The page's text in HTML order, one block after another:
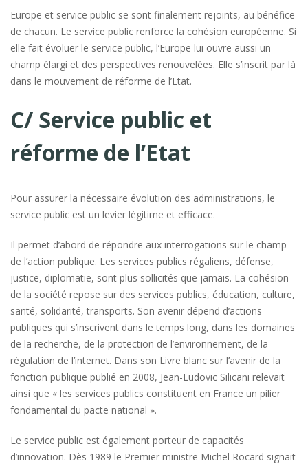
Europe et service public se sont finalement rejoints, au bénéfice
de chacun. Le service public renforce la cohésion européenne. Si
elle fait évoluer le service public, l’Europe lui ouvre aussi un
champ élargi et des perspectives renouvelées. Elle s’inscrit par là
dans le mouvement de réforme de l’Etat.
C/ Service public et
réforme de l’Etat
Pour assurer la nécessaire évolution des administrations, le
service public est un levier légitime et efficace.
Il permet d’abord de répondre aux interrogations sur le champ
de l’action publique. Les services publics régaliens, défense,
justice, diplomatie, sont plus sollicités que jamais. La cohésion
de la société repose sur des services publics, éducation, culture,
santé, solidarité, transports. Son avenir dépend d’actions
publiques qui s’inscrivent dans le temps long, dans les domaines
de la recherche, de la protection de l’environnement, de la
régulation de l’internet. Dans son Livre blanc sur l’avenir de la
fonction publique publié en 2008, Jean-Ludovic Silicani relevait
ainsi que « les services publics constituent en France un pilier
fondamental du pacte national ».
Le service public est également porteur de capacités
d’innovation. Dès 1989 le Premier ministre Michel Rocard signait